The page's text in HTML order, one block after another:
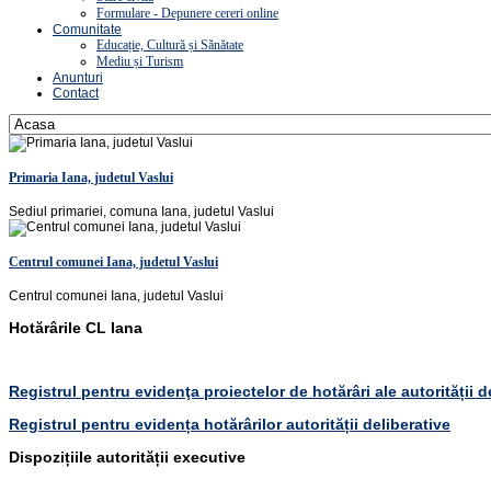
Formulare - Depunere cereri online
Comunitate
Educație, Cultură și Sănătate
Mediu și Turism
Anunturi
Contact
Primaria Iana, judetul Vaslui
Sediul primariei, comuna Iana, judetul Vaslui
Centrul comunei Iana, judetul Vaslui
Centrul comunei Iana, judetul Vaslui
Hotărârile CL Iana
Registrul pentru evidenţa proiectelor de hotărâri ale autorității
Registrul pentru evidența hotărârilor autorității deliberative
Dispozițiile autorității executive